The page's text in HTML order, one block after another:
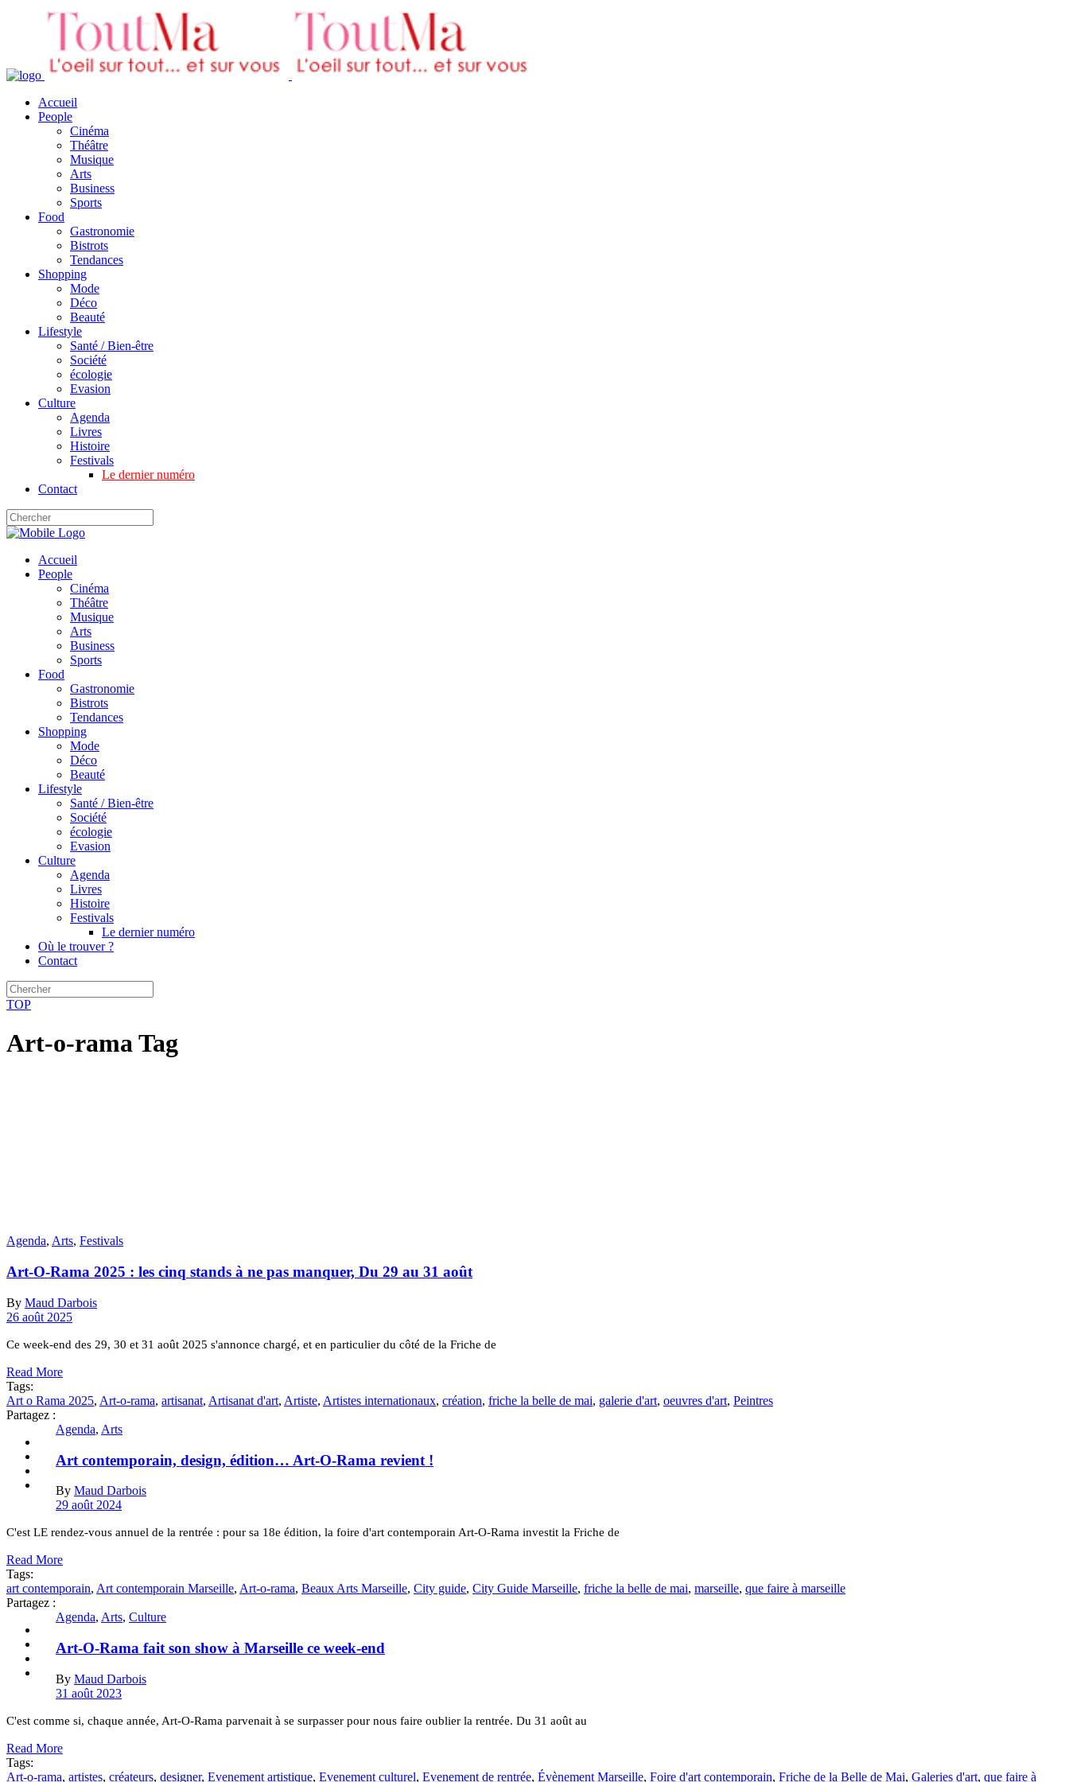
Accueil
People
Cinéma
Théâtre
Musique
Arts
Business
Sports
Food
Gastronomie
Bistrots
Tendances
Shopping
Mode
Déco
Beauté
Lifestyle
Santé / Bien-être
Société
écologie
Evasion
Culture
Agenda
Livres
Histoire
Festivals
Le dernier numéro
Contact
Accueil
People
Cinéma
Théâtre
Musique
Arts
Business
Sports
Food
Gastronomie
Bistrots
Tendances
Shopping
Mode
Déco
Beauté
Lifestyle
Santé / Bien-être
Société
écologie
Evasion
Culture
Agenda
Livres
Histoire
Festivals
Le dernier numéro
Où le trouver ?
Contact
TOP
Art-o-rama Tag
Agenda, Arts, Festivals
Art-O-Rama 2025 : les cinq stands à ne pas manquer, Du 29 au 31 août
By Maud Darbois
26 août 2025
Ce week-end des 29, 30 et 31 août 2025 s'annonce chargé, et en particulier du côté de la Friche de
Read More
Tags:
Art o Rama 2025, Art-o-rama, artisanat, Artisanat d'art, Artiste, Artistes internationaux, création, friche la belle de mai, galerie d'art, oeuvres d'art, Peintres
Partagez :
Agenda, Arts
Art contemporain, design, édition… Art-O-Rama revient !
By Maud Darbois
29 août 2024
C'est LE rendez-vous annuel de la rentrée : pour sa 18e édition, la foire d'art contemporain Art-O-Rama investit la Friche de
Read More
Tags:
art contemporain, Art contemporain Marseille, Art-o-rama, Beaux Arts Marseille, City guide, City Guide Marseille, friche la belle de mai, marseille, que faire à marseille
Partagez :
Agenda, Arts, Culture
Art-O-Rama fait son show à Marseille ce week-end
By Maud Darbois
31 août 2023
C'est comme si, chaque année, Art-O-Rama parvenait à se surpasser pour nous faire oublier la rentrée. Du 31 août au
Read More
Tags:
Art-o-rama, artistes, créateurs, designer, Evenement artistique, Evenement culturel, Evenement de rentrée, Évènement Marseille, Foire d'art contemporain, Friche de la Belle de Mai, Galeries d'art, que faire à